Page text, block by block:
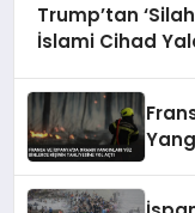
Trump’tan
İslami Cihad